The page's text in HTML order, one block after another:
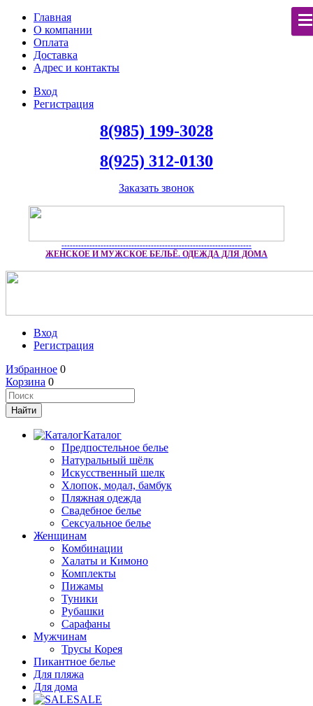
Главная
О компании
Оплата
Доставка
Адрес и контакты
Вход
Регистрация
8(985) 199-3028
8(925) 312-0130
Заказать звонок
--------------------------------------------------------------------
ЖЕНСКОЕ И МУЖСКОЕ БЕЛЬЁ. ОДЕЖДА ДЛЯ ДОМА
Вход
Регистрация
Избранное 0
Корзина 0
Каталог
Предпостельное белье
Натуральный шёлк
Искусственный шелк
Хлопок, модал, бамбук
Пляжная одежда
Свадебное белье
Сексуальное белье
Женщинам
Комбинации
Халаты и Кимоно
Комплекты
Пижамы
Туники
Рубашки
Сарафаны
Мужчинам
Трусы Корея
Пикантное белье
Для пляжа
Для дома
SALE